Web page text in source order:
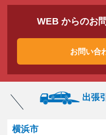
WEB からのお
お問い合
出張
横浜市